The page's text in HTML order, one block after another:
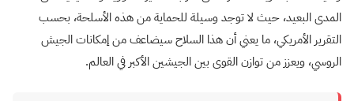
المدى البعيد، حيث لا توجد وسيلة للحماية من هذه الأسلحة، بحسب
التقرير الأمريكي، ما يعني أن هذا السلاح سيضاعف من إمكانات الجيش
الروسي، ويعزز من توازن القوى بين الجيشين الأكبر في العالم.